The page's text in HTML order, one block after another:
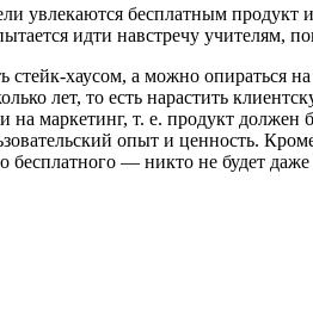
увлекаются бесплатным продукт
идти навстречу учителям,
хаусом, а можно опираться на
лет, то есть нарастить
на маркетинг, т. е. продукт должен
опыт и ценность.
— никто не будет